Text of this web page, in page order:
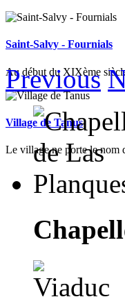
Saint-Salvy - Fournials
Au début du XIXème
Village de Tanus
Le village ne porte le nom
Previous